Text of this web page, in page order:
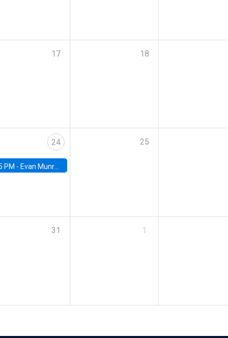
17 18
24
PM - Evan Munro, Neyman Visiting Assistant Professor in the Department of Statistics at UC Berkeley
25
31 1